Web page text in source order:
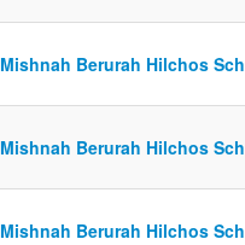
Mishnah Berurah Hilchos
Mishnah Berurah Hilchos
Mishnah Berurah Hilchos